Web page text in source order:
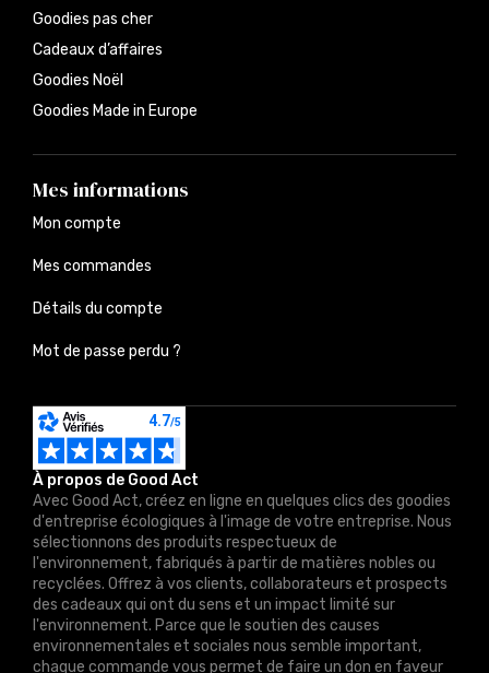
À propos de Good Act
Avec Good Act, créez en ligne en quelques clics des goodies
d'entreprise écologiques à l'image de votre entreprise. Nous
sélectionnons des produits respectueux de
l'environnement, fabriqués à partir de matières nobles ou
recyclées. Offrez à vos clients, collaborateurs et prospects
des cadeaux qui ont du sens et un impact limité sur
l'environnement. Parce que le soutien des causes
environnementales et sociales nous semble important,
chaque commande vous permet de faire un don en faveur
Goodies pas cher
Cadeaux d’affaires
Goodies Noël
Goodies Made in Europe
Mes informations
Mon compte
Mes commandes
Détails du compte
Mot de passe perdu ?